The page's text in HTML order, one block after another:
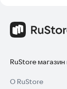
RuStore
О RuStore